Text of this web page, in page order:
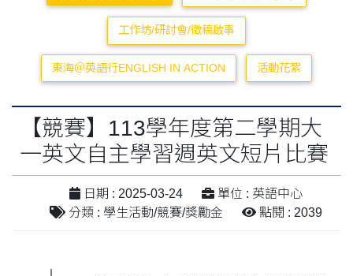
工作坊/研討會/徵稿啟事
東海＠英語行ENGLISH IN ACTION 活動花絮
【競賽】113學年度第二學期大
一英文自主學習週英文短片比賽
日期 : 2025-03-24
單位 : 英語中心
分類 : 學生活動/競賽/獎勵金
點閱 : 2039